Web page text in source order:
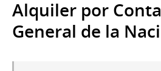
Alquiler por
General de la